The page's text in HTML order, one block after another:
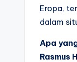
Eropa,
dalam
Apa
Rasmus